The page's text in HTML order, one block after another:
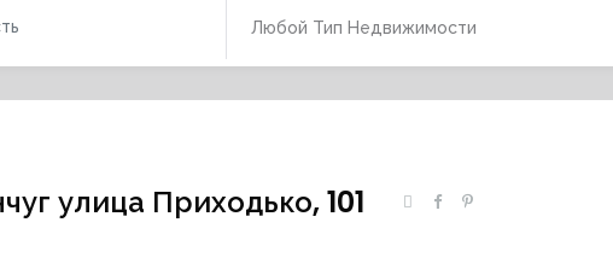
Любой Тип Недвижимости
улица Приходько, 101